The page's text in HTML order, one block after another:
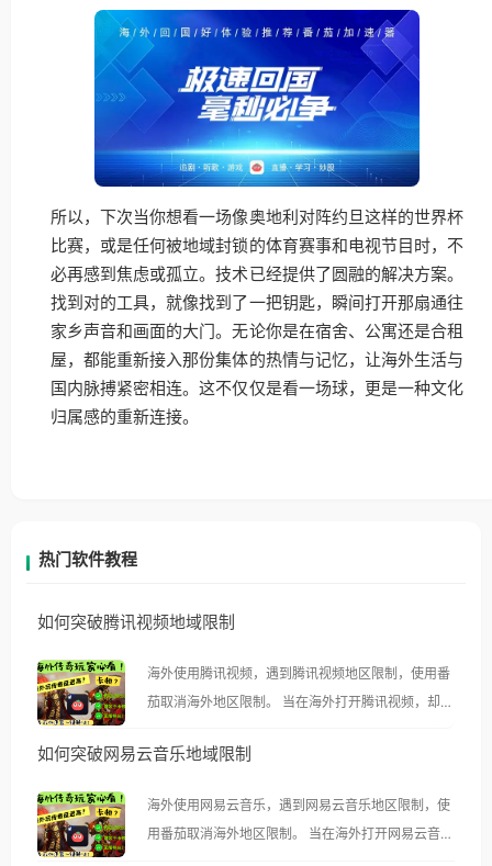
所以，下次当你想看一场像奥地利对阵约旦这样的世界杯
比赛，或是任何被地域封锁的体育赛事和电视节目时，不
必再感到焦虑或孤立。技术已经提供了圆融的解决方案。
找到对的工具，就像找到了一把钥匙，瞬间打开那扇通往
家乡声音和画面的大门。无论你是在宿舍、公寓还是合租
屋，都能重新接入那份集体的热情与记忆，让海外生活与
国内脉搏紧密相连。这不仅仅是看一场球，更是一种文化
归属感的重新连接。
热门软件教程
如何突破腾讯视频地域限制
海外使用腾讯视频，遇到腾讯视频地区限制，使用番
茄取消海外地区限制。 当在海外打开腾讯视频，却突
示语。 海外用户如香港、澳门、台湾、美国、加拿
像其他音乐平台一样，出现地区及版权限制问题，且
仅能在中国大陆地区播放。 遇到这个问题的朋友们，
如何突破网易云音乐地域限制
海外使用网易云音乐，遇到网易云音乐地区限制，使
用番茄取消海外地区限制。 当在海外打开网易云音